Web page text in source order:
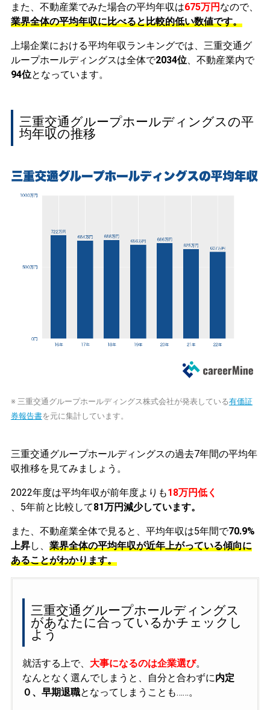
また、不動産業でみた場合の平均年収は675万円 なので、
業界全体の平均年収に比べると比較的低い数値です。
上場企業における平均年収ランキングでは、三重交通グ
ループホールディングスは全体で2034位、不動産業内で
94位となっています。
三重交通グループホールディングスの平
均年収の推移
※ 三重交通グループホールディングス株式会社が発表している有価証
券報告書を元に集計しています。
三重交通グループホールディングスの過去7年間の平均年
収推移を見てみましょう。
2022年度は平均年収が前年度よりも18万円低く
、5年前と比較して81万円減少しています。
また、不動産業全体で見ると、平均年収は5年間で70.9%
上昇し、 業界全体の平均年収が近年上がっている傾向に
あることがわかります。
三重交通グループホールディングス
があなたに合っているかチェックし
よう
就活する上で、 大事になるのは企業選び。
なんとなく選んでしまうと、自分と合わずに内定
０、早期退職となってしまうことも……。